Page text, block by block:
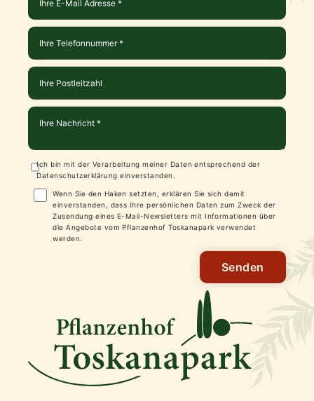
Ich bin mit der Verarbeitung meiner Daten entsprechend der
Datenschutzerklärung einverstanden.
Wenn Sie den Haken setzten, erklären Sie sich damit
einverstanden, dass Ihre persönlichen Daten zum Zweck der
Zusendung eines E-Mail-Newsletters mit Informationen über
die Angebote vom Pflanzenhof Toskanapark verwendet
werden.
Senden